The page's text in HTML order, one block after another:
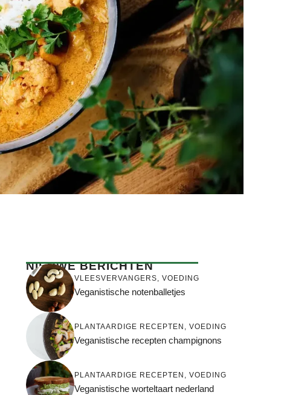
NIEUWE BERICHTEN
VLEESVERVANGERS, VOEDING
Veganistische notenballetjes
PLANTAARDIGE RECEPTEN , VOEDING
Veganistische recepten champignons
PLANTAARDIGE RECEPTEN , VOEDING
Veganistische worteltaart nederland